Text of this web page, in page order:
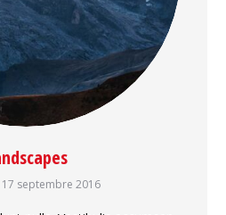
17 septembre 2016